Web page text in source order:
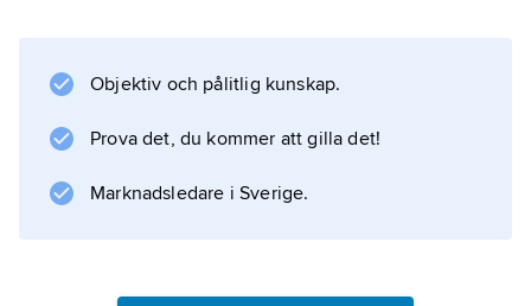
populärt turistmål. Genom en järnvägsbank
(Hindenburgbanken) förbinds ön med
fastlandet.
Objektiv och pålitlig kunskap.
Prova det, du kommer att gilla det!
Marknadsledare i Sverige.